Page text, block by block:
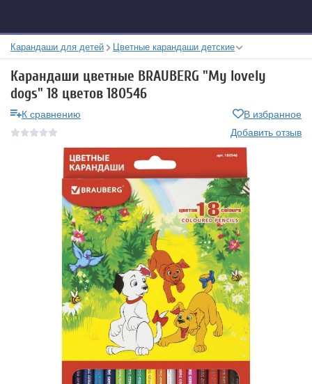
Карандаши для детей Цветные карандаши детские
Карандаши цветные BRAUBERG "My lovely
dogs" 18 цветов 180546
К сравнению
В избранное
Добавить отзыв